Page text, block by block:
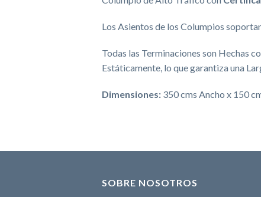
Los Asientos de los Columpios
Todas las Terminaciones son Hechas
Estáticamente, lo que garantiza una
Dimensiones: 350 cms Ancho x 150
SOBRE NOSOTROS